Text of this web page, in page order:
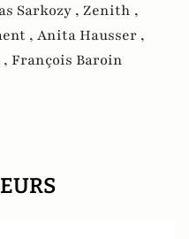
Sarkozy , Zenith ,
, Anita Hausser ,
François Baroin